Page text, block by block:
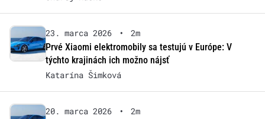
23. marca 2026 •
2m
Prvé Xiaomi elektromobily sa testujú v Európe: V
týchto krajinách ich možno nájsť
Katarína Šimková
20. marca 2026 •
2m